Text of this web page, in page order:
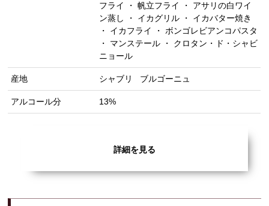
フライ ・ 帆立フライ ・ アサリの白ワイ
ン蒸し ・ イカグリル ・ イカバター焼き
・ イカフライ ・ ボンゴレビアンコパスタ
・ マンステール ・ クロタン・ド・シャビ
ニョール
産地 シャブリ ブルゴーニュ
アルコール分 13%
詳細を見る